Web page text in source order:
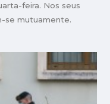
feira. Nos seus
se mutuamente.